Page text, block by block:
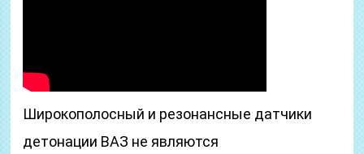
Широкополосный и резонансные датчики
детонации ВАЗ не являются